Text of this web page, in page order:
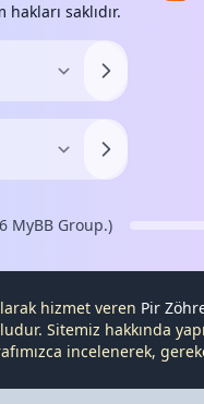
hakları saklıdır.
MyBB Group.)
hizmet veren Pir
Sitemiz hakkında
incelenerek,